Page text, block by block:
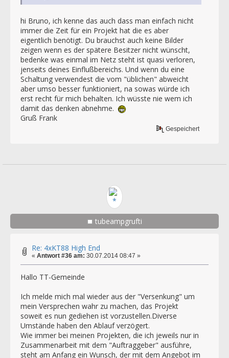
hi Bruno, ich kenne das auch dass man einfach nicht
immer die Zeit für ein Projekt hat die es aber
eigentlich benötigt. Du brauchst auch keine Bilder
zeigen wenn es der spätere Besitzer nicht wünscht,
bedenke was einmal im Netz steht ist quasi verloren,
jenseits deines Einflußbereichs. Und wenn du eine
Schaltung verwendest die vom "üblichen" abweicht
aber umso besser funktioniert, na sowas würde ich
erst recht für mich behalten. Ich wüsste nie wem ich
damit das denken abnehme.
Gruß Frank
Gespeichert
tubeampgrufti
Re: 4xKT88 High End
« Antwort #36 am: 30.07.2014 08:47 »
Hallo TT-Gemeinde
Ich melde mich mal wieder aus der "Versenkung" um
mein Versprechen wahr zu machen, das Projekt
soweit es nun gediehen ist vorzustellen.Diverse
Umstände haben den Ablauf verzögert.
Wie immer bei meinen Projekten, die ich jeweils nur in
Zusammenarbeit mit dem "Auftraggeber" ausführe,
steht am Anfang ein Wunsch, der mit dem Angebot im